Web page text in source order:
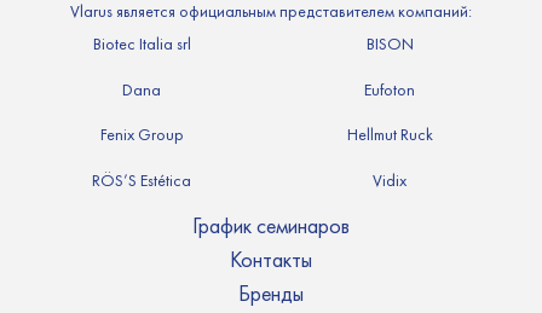
Vlarus является официальным представителем компаний:
Biotec Italia srl
BISON
Dana Eufoton
Fenix Group Hellmut Ruck
RÖS’S Estética Vidix
График семинаров
Контакты
Бренды